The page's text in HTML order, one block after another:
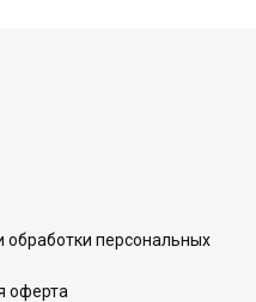
обработки персональных
оферта